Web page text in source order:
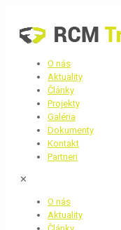
O nás
Aktuality
Články
Projekty
Galéria
Dokumenty
Kontakt
Partneri
✕
O nás
Aktuality